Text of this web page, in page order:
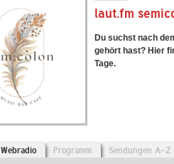
laut.fm
Du suchst nach
gehört hast? Hier
Tage.
Webradio Programm Sendungen A-Z